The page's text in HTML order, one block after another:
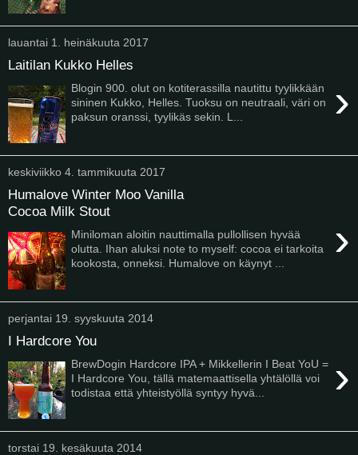
lauantai 1. heinäkuuta 2017
Laitilan Kukko Helles
›
Blogin 900. olut on kotiterassilla nautittu tyylikkään
sininen Kukko, Helles. Tuoksu on neutraali, väri on
paksun oranssi, tyylikäs sekin. L...
keskiviikko 4. tammikuuta 2017
Humalove Winter Moo Vanilla
Cocoa Milk Stout
›
Miniloman aloitin nauttimalla pullollisen hyvää
olutta. Ihan aluksi note to myself: cocoa ei tarkoita
kookosta, onneksi. Humalove on käynyt ...
perjantai 19. syyskuuta 2014
I Hardcore You
›
BrewDogin Hardcore IPA + Mikkellerin I Beat YoU =
I Hardcore You, tällä matemaattisella yhtälöllä voi
todistaa että yhteistyöllä syntyy hyvä...
torstai 19. kesäkuuta 2014